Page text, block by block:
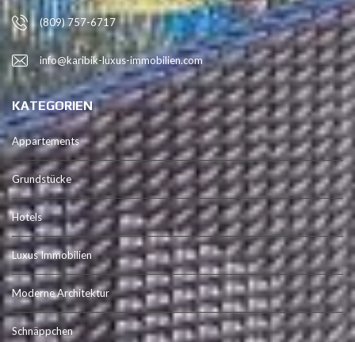
(809) 757-6717
info@karibik-luxus-immobilien.com
KATEGORIEN
Appartements
Grundstücke
Hotels
Luxus Immobilien
Moderne Architektur
Schnäppchen